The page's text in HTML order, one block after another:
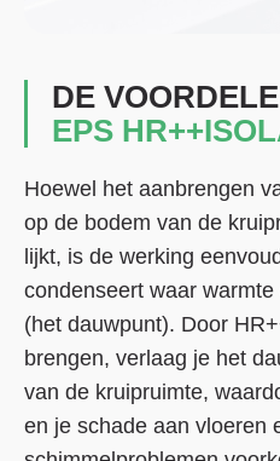
DE
EPS
Hoewel het aanbrengen
op de bodem van de
lijkt, is de werking
condenseert waar
(het dauwpunt). Door
brengen, verlaag je het
van de kruipruimte,
en je schade aan vloeren